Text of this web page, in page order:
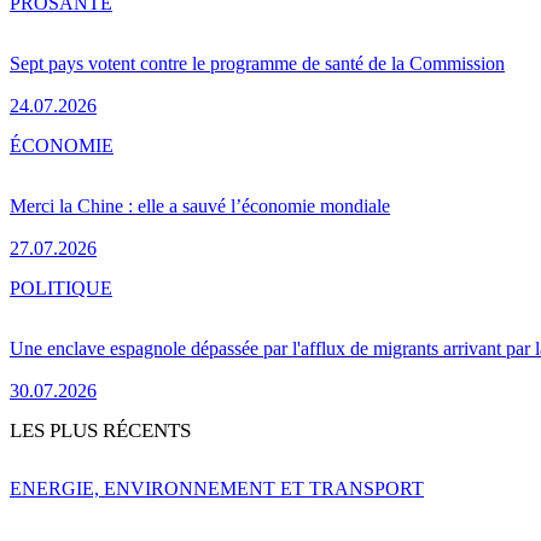
Sept pays votent contre le programme de santé de la Commission
24.07.2026
Merci la Chine : elle a sauvé l’économie mondiale
27.07.2026
ÉCONOMIE
Une enclave espagnole dépassée par l'afflux de migrants arrivant par
30.07.2026
POLITIQUE
LES PLUS RÉCENTS
ENERGIE, ENVIRONNEMENT ET TRANSPORT